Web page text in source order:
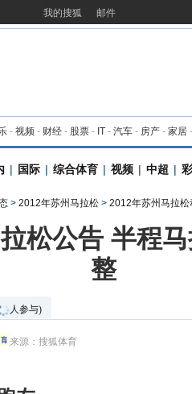
我的搜狐 邮件
- 视频 - 财经 - 股票 - IT - 汽车 - 房产 - 家居
| 国际 | 综合体育 | 视频 | 中超 |
> 2012年苏州马拉松 > 2012年苏州马拉松
松公告 半程
整
人参与)
来源：搜狐体育